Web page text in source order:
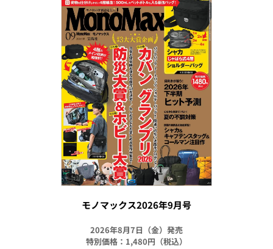
モノマックス2026年9月号
2026年8月7日（金）発売
特別価格：1,480円（税込）